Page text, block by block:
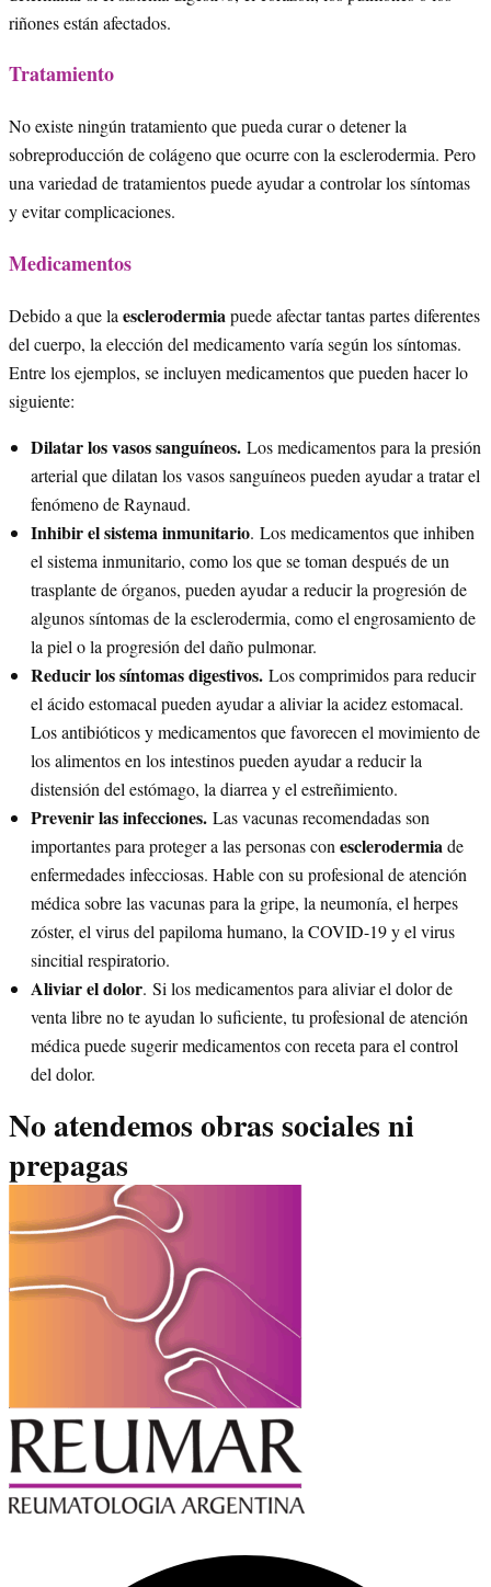
riñones están afectados.
Tratamiento
No existe ningún tratamiento que pueda curar o detener la
sobreproducción de colágeno que ocurre con la esclerodermia. Pero
una variedad de tratamientos puede ayudar a controlar los síntomas
y evitar complicaciones.
Medicamentos
Debido a que laesclerodermiapuede afectar tantas partes diferentes
del cuerpo, la elección del medicamento varía según los síntomas.
Entre los ejemplos, se incluyen medicamentos que pueden hacer lo
siguiente:
Dilatar los vasos sanguíneos. Los medicamentos para la presión
arterial que dilatan los vasos sanguíneos pueden ayudar a tratar el
fenómeno de Raynaud.
Inhibir el sistema inmunitario. Los medicamentos que inhiben
el sistema inmunitario, como los que se toman después de un
trasplante de órganos, pueden ayudar a reducir la progresión de
algunos síntomas de la esclerodermia, como el engrosamiento de
la piel o la progresión del daño pulmonar.
Reducir los síntomas digestivos. Los comprimidos para reducir
el ácido estomacal pueden ayudar a aliviar la acidez estomacal.
Los antibióticos y medicamentos que favorecen el movimiento de
los alimentos en los intestinos pueden ayudar a reducir la
distensión del estómago, la diarrea y el estreñimiento.
Prevenir las infecciones. Las vacunas recomendadas son
importantes para proteger a las personas conesclerodermiade
enfermedades infecciosas. Hable con su profesional de atención
médica sobre las vacunas para la gripe, la neumonía, el herpes
zóster, el virus del papiloma humano, la COVID-19 y el virus
sincitial respiratorio.
Aliviar el dolor. Si los medicamentos para aliviar el dolor de
venta libre no te ayudan lo suficiente, tu profesional de atención
médica puede sugerir medicamentos con receta para el control
del dolor.
No atendemos obras sociales ni
prepagas